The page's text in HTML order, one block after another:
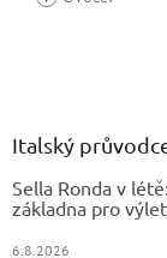
Italský
Sella Ronda v
základna pro
6.8.2026